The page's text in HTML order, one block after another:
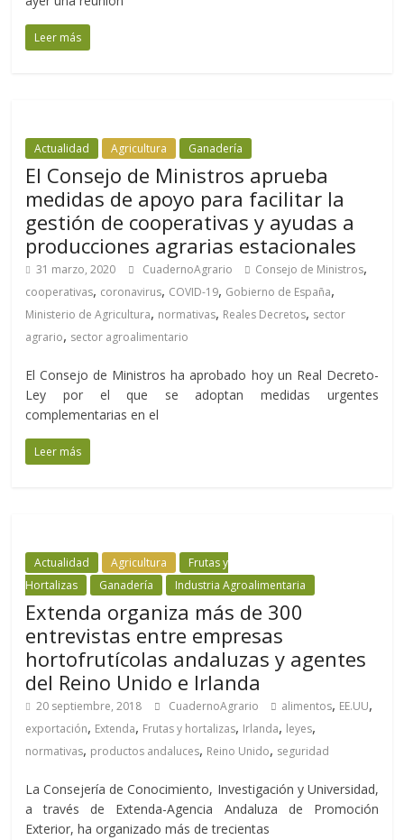
Leer más
Actualidad Agricultura Ganadería
El Consejo de Ministros aprueba
medidas de apoyo para facilitar la
gestión de cooperativas y ayudas a
producciones agrarias estacionales
31 marzo, 2020 CuadernoAgrario Consejo de Ministros,
cooperativas, coronavirus, COVID-19, Gobierno de España,
Ministerio de Agricultura, normativas, Reales Decretos, sector
agrario, sector agroalimentario
El Consejo de Ministros ha aprobado hoy un Real Decreto-
Ley por el que se adoptan medidas urgentes
complementarias en el
Leer más
Actualidad Agricultura
Frutas y
Hortalizas
Ganadería Industria Agroalimentaria
Extenda organiza más de 300
entrevistas entre empresas
hortofrutícolas andaluzas y agentes
del Reino Unido e Irlanda
20 septiembre, 2018 CuadernoAgrario alimentos, EE.UU,
exportación, Extenda, Frutas y hortalizas, Irlanda, leyes,
normativas, productos andaluces, Reino Unido, seguridad
La Consejería de Conocimiento, Investigación y Universidad,
a través de Extenda-Agencia Andaluza de Promoción
Exterior, ha organizado más de trecientas